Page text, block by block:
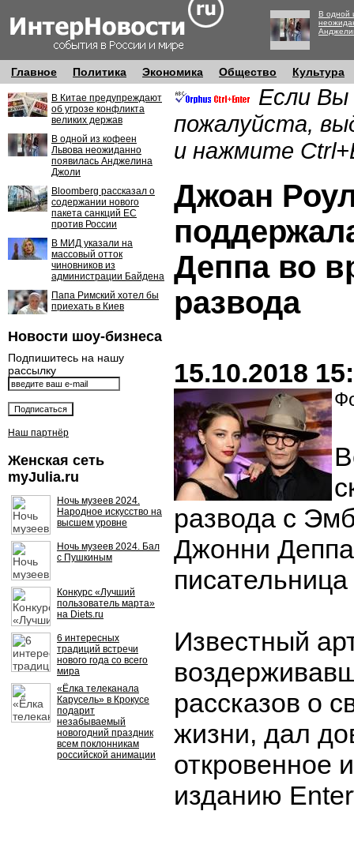
В одной
Главное Политика Экономика Общество Культура
В Китае предупреждают
об угрозе конфликта
великих держав
В одной из кофеен
Львова неожиданно
появилась Анджелина
Джоли
Bloomberg рассказал о
содержании нового
пакета санкций ЕС
против России
В МИД указали на
массовый отток
чиновников из
администрации Байдена
Папа Римский хотел бы
приехать в Киев
Новости шоу-бизнеса
Подпишитесь на нашу
рассылку
Наш партнёр
Женская сеть
myJulia.ru
Ночь музеев 2024.
Народное искусство на
высшем уровне
Ночь музеев 2024. Бал
с Пушкиным
Конкурс «Лучший
пользователь марта»
на Diets.ru
6 интересных
традиций встречи
нового года со всего
мира
«Ёлка телеканала
Карусель» в Крокусе
подарит
незабываемый
новогодний праздник
всем поклонникам
российской анимации
Если Вы
пожалуйста,
и нажмите
Джоан
Деппа во
развода
15.10.2018
развода с
Джонни
Известный
рассказов о
жизни, дал
откровенное
изданию